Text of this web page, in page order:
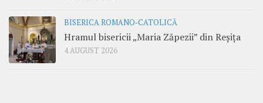
BISERICA ROMANO-CATOLICĂ
Hramul bisericii „Maria Zăpezii” din Reșița
4 AUGUST 2026